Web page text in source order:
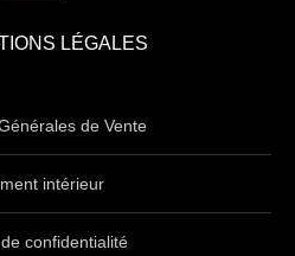
LÉGALES
de Vente
intérieur
confidentialité